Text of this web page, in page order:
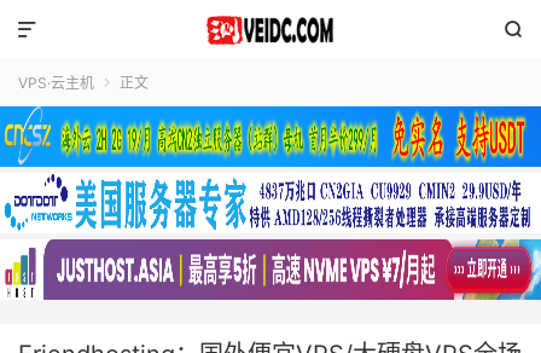


VPS·云主机  正文